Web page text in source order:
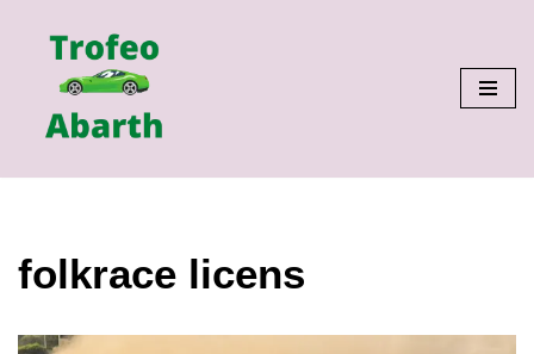
Hoppa
innehåll
folkrace licens